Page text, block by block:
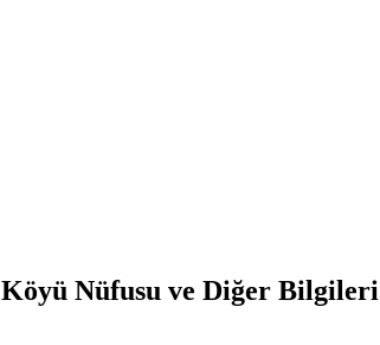
Köyü Nüfusu ve Diğer Bilgileri